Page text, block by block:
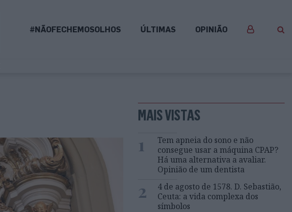
#NÃOFECHEMOSOLHOS ÚLTIMAS OPINIÃO
MAIS VISTAS
1
Tem apneia do sono e não
consegue usar a máquina CPAP?
Há uma alternativa a avaliar.
Opinião de um dentista
2
4 de agosto de 1578. D. Sebastião,
Ceuta: a vida complexa dos
símbolos